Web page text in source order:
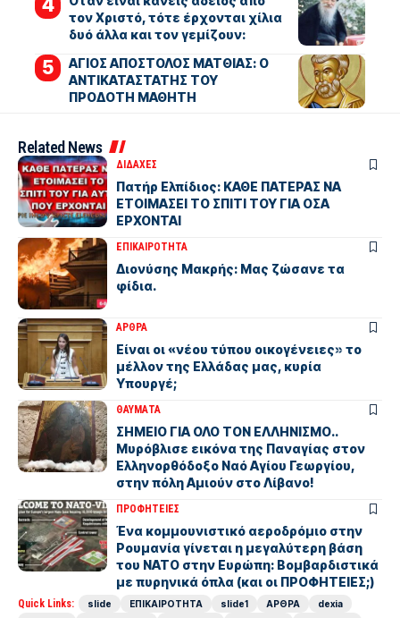
τον Χριστό, τότε έρχονται χίλια
δυό άλλα και τον γεμίζουν:
ΑΓΙΟΣ ΑΠΟΣΤΟΛΟΣ ΜΑΤΘΙΑΣ: Ο
ΑΝΤΙΚΑΤΑΣΤΑΤΗΣ ΤΟΥ
ΠΡΟΔΟΤΗ ΜΑΘΗΤΗ
Related News
ΔΙΔΑΧΕΣ
Πατήρ Ελπίδιος: ΚΑΘΕ ΠΑΤΕΡΑΣ ΝΑ
ΕΤΟΙΜΑΣΕΙ ΤΟ ΣΠΙΤΙ ΤΟΥ ΓΙΑ ΟΣΑ
ΕΡΧΟΝΤΑΙ
ΕΠΙΚΑΙΡΟΤΗΤΑ
Διονύσης Μακρής: Μας ζώσανε τα
φίδια.
ΑΡΘΡΑ
Είναι οι «νέου τύπου οικογένειες» το
μέλλον της Ελλάδας μας, κυρία
Υπουργέ;
ΘΑΥΜΑΤΑ
ΣΗΜΕΙΟ ΓΙΑ ΟΛΟ ΤΟΝ ΕΛΛΗΝΙΣΜΟ..
Μυρόβλισε εικόνα της Παναγίας στον
Ελληνορθόδοξο Ναό Αγίου Γεωργίου,
στην πόλη Αμιούν στο Λίβανο!
ΠΡΟΦΗΤΕΙΕΣ
Ένα κομμουνιστικό αεροδρόμιο στην
Ρουμανία γίνεται η μεγαλύτερη βάση
του ΝΑΤΟ στην Ευρώπη: Βομβαρδιστικά
με πυρηνικά όπλα (και οι ΠΡΟΦΗΤΕΙΕΣ;)
Quick Links: slide ΕΠΙΚΑΙΡΟΤΗΤΑ slide1 ΑΡΘΡΑ
dexia